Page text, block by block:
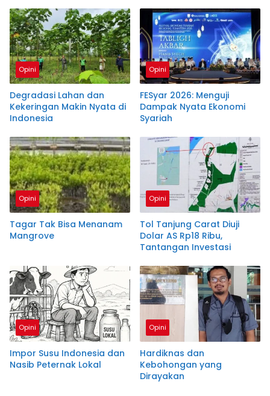
Opini
Degradasi Lahan dan
Kekeringan Makin Nyata di
Indonesia
Opini
FESyar 2026: Menguji
Dampak Nyata Ekonomi
Syariah
Opini
Tagar Tak Bisa Menanam
Mangrove
Opini
Tol Tanjung Carat Diuji
Dolar AS Rp18 Ribu,
Tantangan Investasi
Opini
Impor Susu Indonesia dan
Nasib Peternak Lokal
Opini
Hardiknas dan
Kebohongan yang
Dirayakan